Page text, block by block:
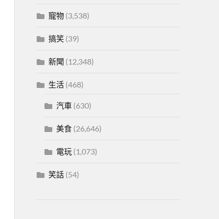
寵物(3,538)
搞笑(39)
新聞 (12,348)
生活(468)
汽車(630)
美食(26,646)
電玩(1,073)
笑話(54)